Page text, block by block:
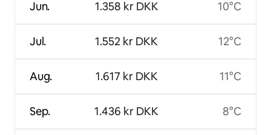
Jun.
Jul.
Aug.
Sep.
1.358 kr DKK
1.552 kr DKK
1.617 kr DKK
1.436 kr DKK
10°C
12°C
11°C
8°C